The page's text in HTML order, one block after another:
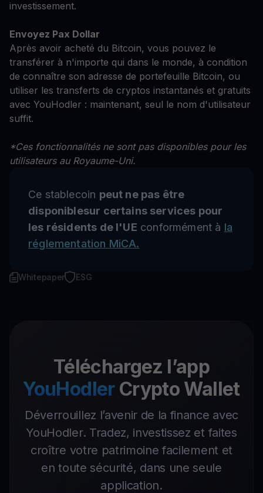
investissement.
Envoyez Pax Dollar
Après avoir acheté du Bitcoin, vous pouvez le
transférer à n'importe qui dans le monde, à condition
de connaître son adresse de portefeuille Bitcoin, ou
utiliser les transferts de cryptos instantanés et gratuits
avec YouHodler : maintenant, seul le nom d'utilisateur
suffit.
*Ces fonctionnalités ne sont pas disponibles pour les
utilisateurs au Royaume-Uni.
Ce stablecoin peut ne pas être
disponiblesur certains services pour
les résidents de l'UE conformément à la
réglementation MiCA.
Whitepaper ESG
Téléchargez l’app
YouHodler Crypto Wallet
Déverrouillez l’avenir de la finance avec
YouHodler. Tradez, investissez et faites
croître votre patrimoine facilement et
en toute sécurité, dans une seule
application.